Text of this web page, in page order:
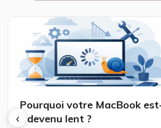
‹
Pourquoi votre MacBook
il devenu lent ?